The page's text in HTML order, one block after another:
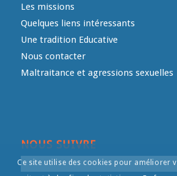
Les missions
Quelques liens intéressants
Une tradition Educative
Nous contacter
Maltraitance et agressions sexuelles
NOUS SUIVRE
Ce site utilise des cookies pour améliorer